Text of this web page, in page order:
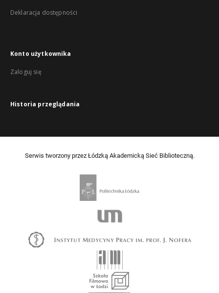
Deklaracja dostępności
Konto użytkownika
Zaloguj się
Historia przeglądania
Serwis tworzony przez Łódzką Akademicką Sieć Biblioteczną.